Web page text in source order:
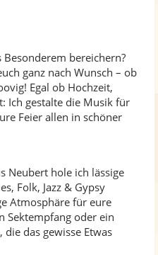
bereichern?
ganz nach Wunsch – ob
Egal ob Hochzeit,
Ich gestalte die Musik für
Feier allen in schöner
Neubert hole ich lässige
Folk, Jazz & Gypsy
Atmosphäre für eure
Sektempfang oder ein
das gewisse Etwas